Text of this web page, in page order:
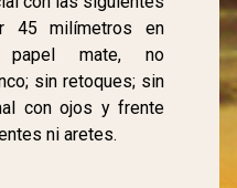
45 milímetros en
papel mate, no
sin retoques; sin
con ojos y frente
ni aretes.